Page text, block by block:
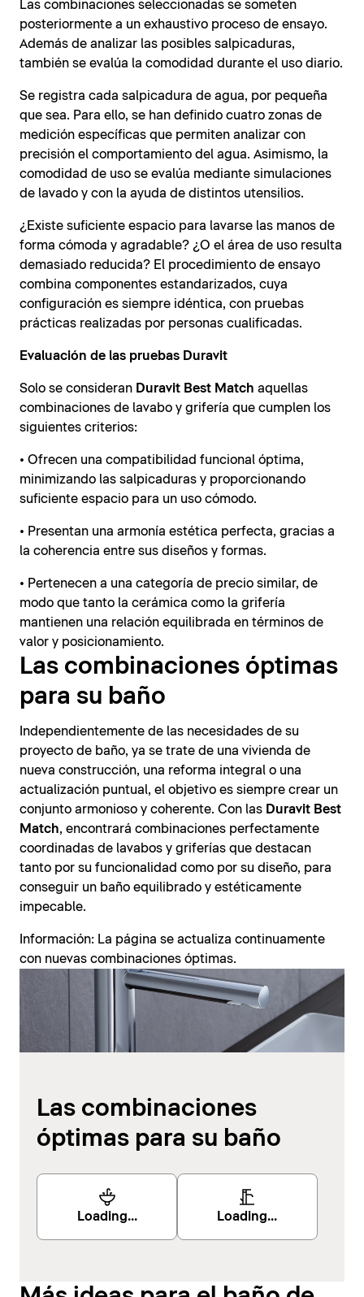
Las combinaciones seleccionadas se someten
posteriormente a un exhaustivo proceso de ensayo.
Además de analizar las posibles salpicaduras,
también se evalúa la comodidad durante el uso diario.
Se registra cada salpicadura de agua, por pequeña
que sea. Para ello, se han definido cuatro zonas de
medición específicas que permiten analizar con
precisión el comportamiento del agua. Asimismo, la
comodidad de uso se evalúa mediante simulaciones
de lavado y con la ayuda de distintos utensilios.
¿Existe suficiente espacio para lavarse las manos de
forma cómoda y agradable? ¿O el área de uso resulta
demasiado reducida? El procedimiento de ensayo
combina componentes estandarizados, cuya
configuración es siempre idéntica, con pruebas
prácticas realizadas por personas cualificadas.
Evaluación de las pruebas Duravit
Solo se consideran Duravit Best Match aquellas
combinaciones de lavabo y grifería que cumplen los
siguientes criterios:
• Ofrecen una compatibilidad funcional óptima,
minimizando las salpicaduras y proporcionando
suficiente espacio para un uso cómodo.
• Presentan una armonía estética perfecta, gracias a
la coherencia entre sus diseños y formas.
• Pertenecen a una categoría de precio similar, de
modo que tanto la cerámica como la grifería
mantienen una relación equilibrada en términos de
valor y posicionamiento.
Las combinaciones óptimas
para su baño
Independientemente de las necesidades de su
proyecto de baño, ya se trate de una vivienda de
nueva construcción, una reforma integral o una
actualización puntual, el objetivo es siempre crear un
conjunto armonioso y coherente. Con las Duravit Best
Match, encontrará combinaciones perfectamente
coordinadas de lavabos y griferías que destacan
tanto por su funcionalidad como por su diseño, para
conseguir un baño equilibrado y estéticamente
impecable.
Información: La página se actualiza continuamente
con nuevas combinaciones óptimas.
Las combinaciones
óptimas para su baño
Loading... Loading...